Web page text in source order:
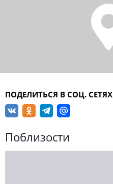
ПОДЕЛИТЬСЯ В СОЦ. СЕТЯХ
Поблизости